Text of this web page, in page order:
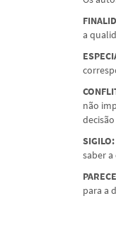
a
não
SIGILO:
saber
para a